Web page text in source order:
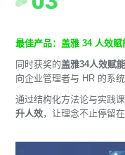
最佳产品：盖雅 34 人效
同时获奖的盖雅34人效赋
向企业管理者与 HR 的系
通过结构化方法论与实践
升人效，让理念不止停留